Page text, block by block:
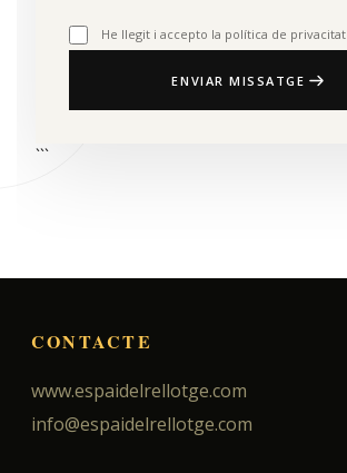
He llegit i accepto la política de privacitat
ENVIAR MISSATGE
```
CONTACTE
www.espaidelrellotge.com
info@espaidelrellotge.com